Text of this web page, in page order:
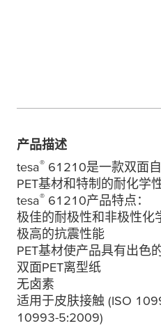
产品描述
tesa® 61210是一款双面
PET基材和特制的耐化学
tesa® 61210产品特点：
极佳的耐极性和非极性化
极高的抗震性能
PET基材使产品具有出色
双面PET离型纸
无卤素
适用于皮肤接触 (ISO
10993-5:2009)